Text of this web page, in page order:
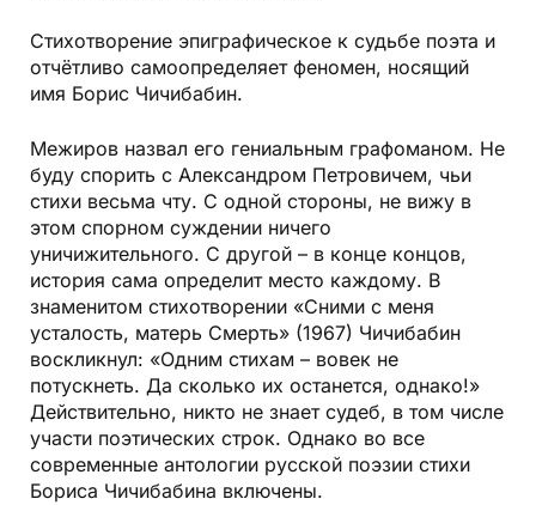
Стихотворение эпиграфическое к судьбе поэта и
отчётливо самоопределяет феномен, носящий
имя Борис Чичибабин.
Межиров назвал его гениальным графоманом. Не
буду спорить с Александром Петровичем, чьи
стихи весьма чту. С одной стороны, не вижу в
этом спорном суждении ничего
уничижительного. С другой – в конце концов,
история сама определит место каждому. В
знаменитом стихотворении «Сними с меня
усталость, матерь Смерть» (1967) Чичибабин
воскликнул: «Одним стихам – вовек не
потускнеть. Да сколько их останется, однако!»
Действительно, никто не знает судеб, в том числе
участи поэтических строк. Однако во все
современные антологии русской поэзии стихи
Бориса Чичибабина включены.